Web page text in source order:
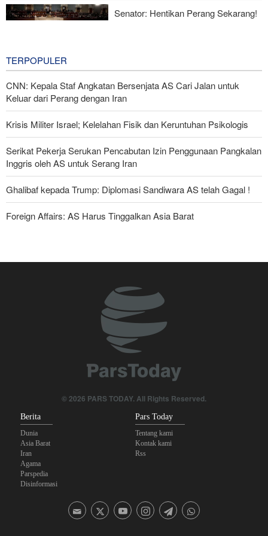
Senator: Hentikan Perang Sekarang!
TERPOPULER
CNN: Kepala Staf Angkatan Bersenjata AS Cari Jalan untuk
Keluar dari Perang dengan Iran
Krisis Militer Israel; Kelelahan Fisik dan Keruntuhan Psikologis
Serikat Pekerja Serukan Pencabutan Izin Penggunaan Pangkalan
Inggris oleh AS untuk Serang Iran
Ghalibaf kepada Trump: Diplomasi Sandiwara AS telah Gagal !
Foreign Affairs: AS Harus Tinggalkan Asia Barat
dengan Rudal Balistik dan Drone
Hulu Ledak Manuver dan Antena Anti-Jamming: Lonjakan
Kualitatif Rudal Kheibar Shekan
Anggota Kongres AS Khawatirkan Dampak Menipisnya Rudal
Amerika Hadapi Iran© 2026 PARS TODAY. All Rights Reserved.
Berita
Dunia
Asia Barat
Iran
Agama
Parspedia
Disinformasi
Pars Today
Tentang kami
Kontak kami
Rss